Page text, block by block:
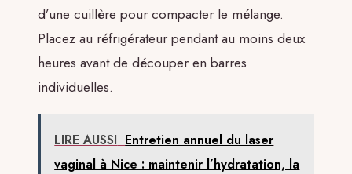
d’une cuillère pour compacter le mélange.
Placez au réfrigérateur pendant au moins deux
heures avant de découper en barres
individuelles.
LIRE AUSSI Entretien annuel du laser
vaginal à Nice : maintenir l’hydratation, la